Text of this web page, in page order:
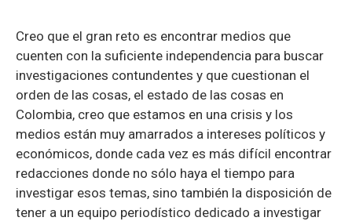
Creo que el gran reto es encontrar medios que
cuenten con la suficiente independencia para buscar
investigaciones contundentes y que cuestionan el
orden de las cosas, el estado de las cosas en
Colombia, creo que estamos en una crisis y los
medios están muy amarrados a intereses políticos y
económicos, donde cada vez es más difícil encontrar
redacciones donde no sólo haya el tiempo para
investigar esos temas, sino también la disposición de
tener a un equipo periodístico dedicado a investigar